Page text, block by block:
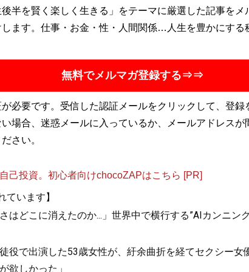
半を賢く楽しく生きる」をテーマに厳選した記事をメ
ます。仕事・お金・性・人間関係…人生を豊かにする
無料でメルマガ登録する⇒⇒
必要です。受信した認証メールをクリックして、登録
場合、迷惑メールに入っているか、メールアドレスが
さい。
己投資。初心者向けchocoZAPはこちら [PR]
ています】
はどこに消えたのか...」世界中で横行する”AIカンニン
役で出演した53歳女性が、紆余曲折を経てセクシー女
欲しかった」